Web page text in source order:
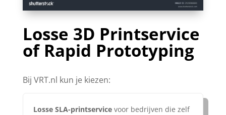
Losse 3D Printservice
of Rapid Prototyping
Bij VRT.nl kun je kiezen:
Losse SLA-printservicevoor bedrijven die zelf